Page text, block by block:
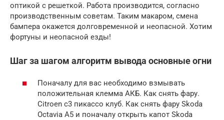
оптикой с решеткой. Работа производится, согласно
производственным советам. Таким макаром, смена
бампера окажется долговременной и неопасной. Хотим
фортуны и неопасной езды!
Шаг за шагом алгоритм вывода основные огни
Поначалу для вас необходимо взмывать
положительная клемма АКБ. Как снять фару.
Citroen с3 пикассо клуб. Как снять фару Skoda
Octavia A5 и поначалу открыть капот Skoda